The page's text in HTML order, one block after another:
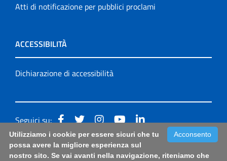
Atti di notificazione per pubblici proclami
ACCESSIBILITÀ
Dichiarazione di accessibilità
Seguici su:
Accessibilità: form di segnalazione di prima istanza per
questa pagina|Note Legali | Sitemap
Acconsento
Utilizziamo i cookie per essere sicuri che tu
possa avere la migliore esperienza sul
nostro sito. Se vai avanti nella navigazione, riteniamo che